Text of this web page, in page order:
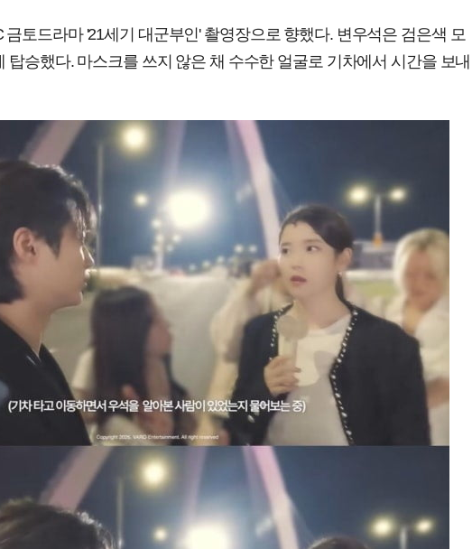
토드라마 '21세기 대군부인' 촬영장으로 향했다. 변우석은 검은색 모
탑승했다. 마스크를 쓰지 않은 채 수수한 얼굴로 기차에서 시간을 보내